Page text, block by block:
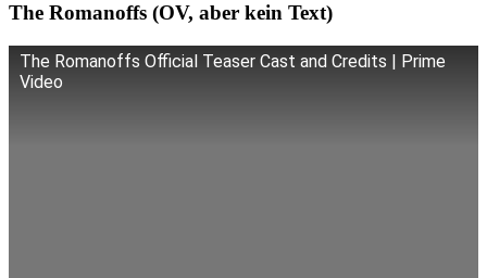
The Romanoffs (OV, aber kein Text)
The Romanoffs Official Teaser Cast and Credits | Prime
Video